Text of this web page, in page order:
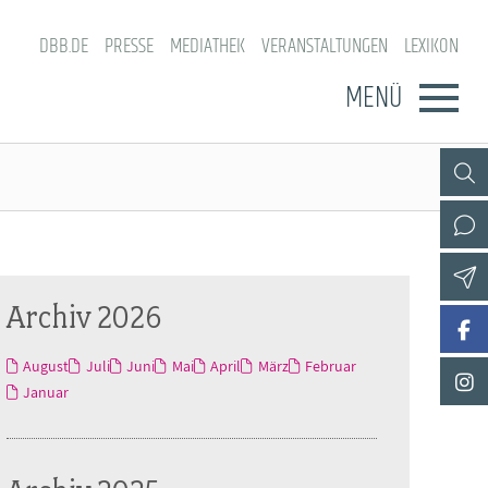
DBB.DE PRESSE MEDIATHEK VERANSTALTUNGEN LEXIKON
MENÜ
Archiv 2026
August Juli Juni Mai April März
Februar
Januar